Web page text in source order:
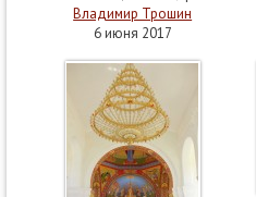
Владимир Трошин
6 июня 2017